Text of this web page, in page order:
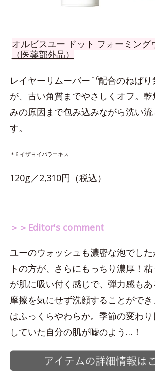
オルビスユー ドット フォーミング
（医薬部外品）
レイヤーリムーバー ＊6配合のねば
が、古い角質までやさしくオフ。
みの原因まで包み込みながら洗い流
す。
＊6 イザヨイバラエキス
120g／2,310円（税込）
＞＞Editor's comment
ユーのウォッシュも濃密な泡でした
トの方が、さらにもっちり濃厚！
が肌に吸い付く感じで、弾力感も
摩擦を気にせず洗顔することがで
はふっくらやわらか。季節の変わ
していた自分の肌が嘘のよう…！